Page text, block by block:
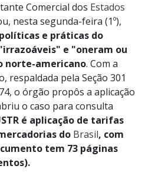
Comercial dos Estados
nesta segunda-feira (1º),
e práticas do
e "oneram ou
norte-americano. Com a
respaldada pela Seção 301
o órgão propôs a aplicação
o caso para consulta
é aplicação de tarifas
do Brasil, com
tem 73 páginas